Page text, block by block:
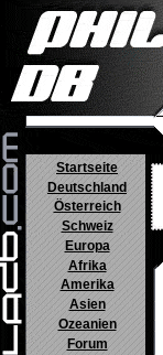
Startseite
Deutschland
Österreich
Schweiz
Europa
Afrika
Amerika
Asien
Ozeanien
Forum